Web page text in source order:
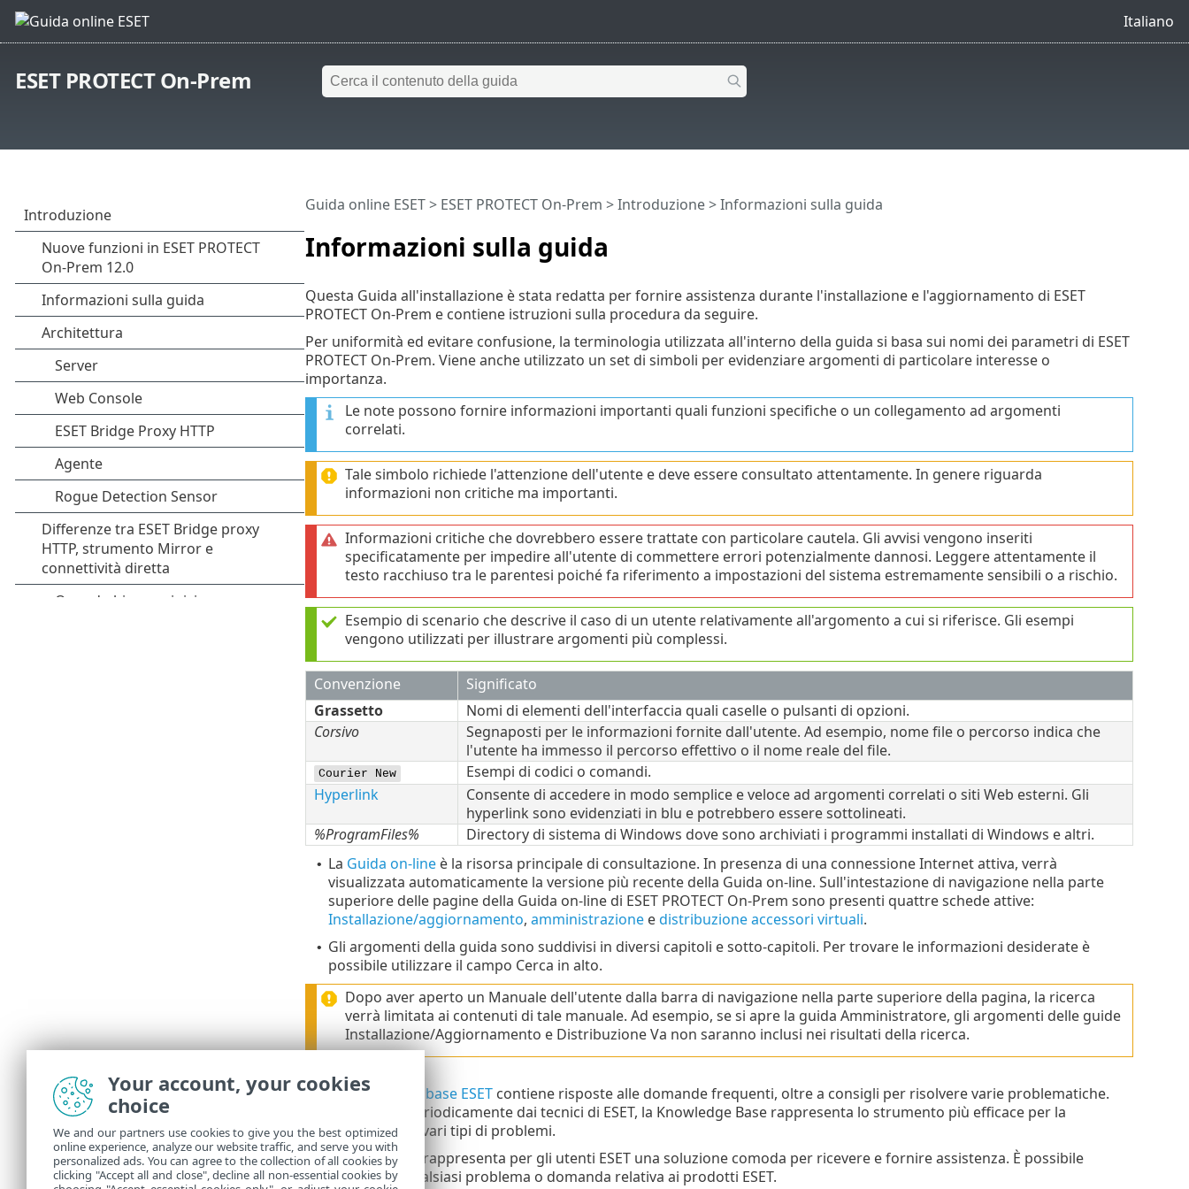
Italiano
ESET PROTECT On-Prem
Informazioni sulla guida
Guida online ESET> ESET PROTECT On-Prem >Introduzione> Informazioni sulla guida
Questa Guida all'installazione è stata redatta per fornire assistenza durante l'installazione e l'aggiornamento di ESET
PROTECT On-Prem e contiene istruzioni sulla procedura da seguire.
Per uniformità ed evitare confusione, la terminologia utilizzata all'interno della guida si basa sui nomi dei parametri di ESET
PROTECT On-Prem. Viene anche utilizzato un set di simboli per evidenziare argomenti di particolare interesse o
importanza.
Le note possono fornire informazioni importanti quali funzioni specifiche o un collegamento ad argomenti
correlati.
Tale simbolo richiede l'attenzione dell'utente e deve essere consultato attentamente. In genere riguarda
informazioni non critiche ma importanti.
Informazioni critiche che dovrebbero essere trattate con particolare cautela. Gli avvisi vengono inseriti
specificatamente per impedire all'utente di commettere errori potenzialmente dannosi. Leggere attentamente il
testo racchiuso tra le parentesi poiché fa riferimento a impostazioni del sistema estremamente sensibili o a rischio.
Esempio di scenario che descrive il caso di un utente relativamente all'argomento a cui si riferisce. Gli esempi
vengono utilizzati per illustrare argomenti più complessi.
Convenzione
Significato
Grassetto
Nomi di elementi dell'interfaccia quali caselle o pulsanti di opzioni.
Corsivo
Segnaposti per le informazioni fornite dall'utente. Ad esempio, nome file o percorso indica che
l'utente ha immesso il percorso effettivo o il nome reale del file.
Courier New
Esempi di codici o comandi.
Hyperlink
Consente di accedere in modo semplice e veloce ad argomenti correlati o siti Web esterni. Gli
hyperlink sono evidenziati in blu e potrebbero essere sottolineati.
%ProgramFiles%
Directory di sistema di Windows dove sono archiviati i programmi installati di Windows e altri.
• La Guida on-lineè la risorsa principale di consultazione. In presenza di una connessione Internet attiva, verrà
visualizzata automaticamente la versione più recente della Guida on-line. Sull'intestazione di navigazione nella parte
superiore delle pagine della Guida on-line di ESET PROTECT On-Prem sono presenti quattre schede attive:
Installazione/aggiornamento, amministrazioneedistribuzione accessori virtuali.
• Gli argomenti della guida sono suddivisi in diversi capitoli e sotto-capitoli. Per trovare le informazioni desiderate è
possibile utilizzare il campo Cerca in alto.
Dopo aver aperto un Manuale dell'utente dalla barra di navigazione nella parte superiore della pagina, la ricerca
verrà limitata ai contenuti di tale manuale. Ad esempio, se si apre la guida Amministratore, gli argomenti delle guide
Installazione/Aggiornamento e Distribuzione Va non saranno inclusi nei risultati della ricerca.
• LaKnowledge base ESETcontiene risposte alle domande frequenti, oltre a consigli per risolvere varie problematiche.
Aggiornata periodicamente dai tecnici di ESET, la Knowledge Base rappresenta lo strumento più efficace per la
risoluzione di vari tipi di problemi.
• IlForum ESET
rappresenta per gli utenti ESET una soluzione comoda per ricevere e fornire assistenza. È possibile
pubblicare qualsiasi problema o domanda relativa ai prodotti ESET.
Your account, your cookies
choice
We and our partners use cookies to give you the best optimized
online experience, analyze our website traffic, and serve you with
personalized ads. You can agree to the collection of all cookies by
clicking "Accept all and close", decline all non-essential cookies by